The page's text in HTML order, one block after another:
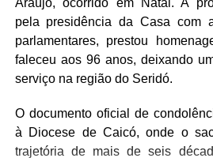
As condições de atendimento na
estiveram entre as preocupações
sessão. Situações envolvendo
exames e atendimento em
Araújo, ocorrido em Natal. A
pela presidência da Casa com
parlamentares, prestou
faleceu aos 96 anos, deixando
serviço na região do Seridó.
O documento oficial de
à Diocese de Caicó, onde o
trajetória de mais de seis